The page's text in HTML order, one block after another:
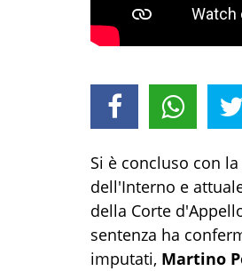
Si è concluso con
dell'Interno e
della Corte
sentenza ha
imputati, Martino